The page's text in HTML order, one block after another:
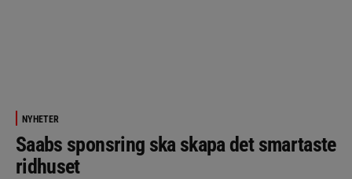
NYHETER
Saabs sponsring ska skapa det smartaste
ridhuset